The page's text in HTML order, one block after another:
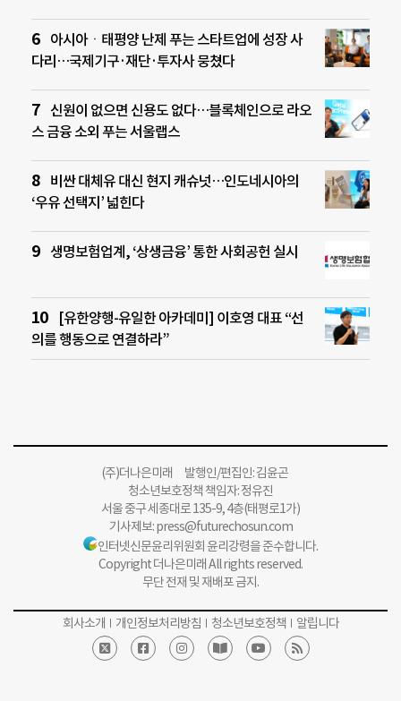
아시아ㆍ태평양 난제 푸는 스타트업에 성장 사
다리…국제기구·재단·투자사 뭉쳤다
신원이 없으면 신용도 없다…블록체인으로 라오
스 금융 소외 푸는 서울랩스
비싼 대체유 대신 현지 캐슈넛…인도네시아의
‘우유 선택지’ 넓힌다
생명보험업계, ‘상생금융’ 통한 사회공헌 실시
[유한양행-유일한 아카데미] 이호영 대표 “선
의를 행동으로 연결하라”
(주)더나은미래 발행인/편집인: 김윤곤
청소년보호정책 책임자: 정유진
서울 중구 세종대로 135-9, 4층(태평로1가)
기사제보:press@futurechosun.com
인터넷신문윤리위원회 윤리강령을 준수합니다.
Copyright 더나은미래 All rights reserved.
무단 전재 및 재배포 금지.
회사소개 개인정보처리방침 청소년보호정책 알립니다